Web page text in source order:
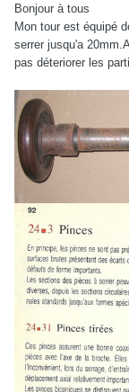
Bonjour à tous
Mon tour est équipé
serrer jusqu'a
pas déteriorer les